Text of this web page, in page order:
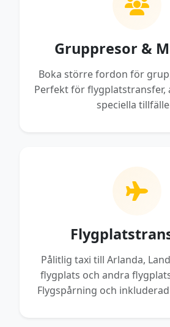
Gruppresor &
Boka större fordon för
Perfekt för flygplatstransfer,
speciella
Pålitlig taxi till Arlanda,
flygplats och andra
Flygspårning och